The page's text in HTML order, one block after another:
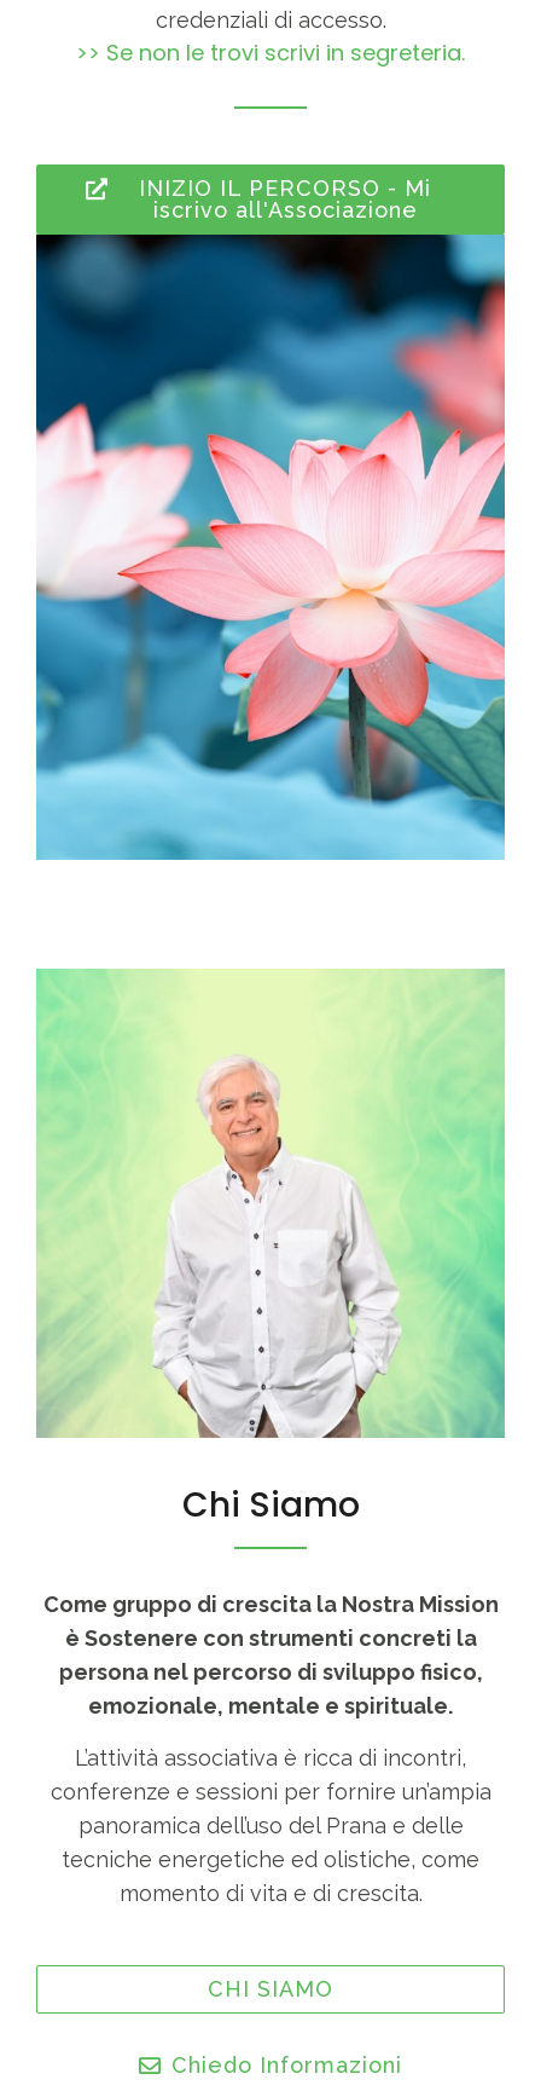
credenziali di accesso.
>> Se non le trovi scrivi in segreteria.
INIZIO IL PERCORSO - Mi
iscrivo all'Associazione
Chi Siamo
Come gruppo di crescita la Nostra Mission
è Sostenere con strumenti concreti la
persona nel percorso di sviluppo fisico,
emozionale, mentale e spirituale.
L’attività associativa è ricca di incontri,
conferenze e sessioni per fornire un’ampia
panoramica dell’uso del Prana e delle
tecniche energetiche ed olistiche, come
momento di vita e di crescita.
CHI SIAMO
Chiedo Informazioni